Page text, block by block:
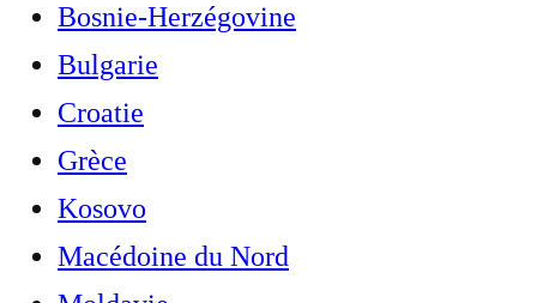
Bosnie-Herzégovine
Bulgarie
Croatie
Grèce
Kosovo
Macédoine du Nord